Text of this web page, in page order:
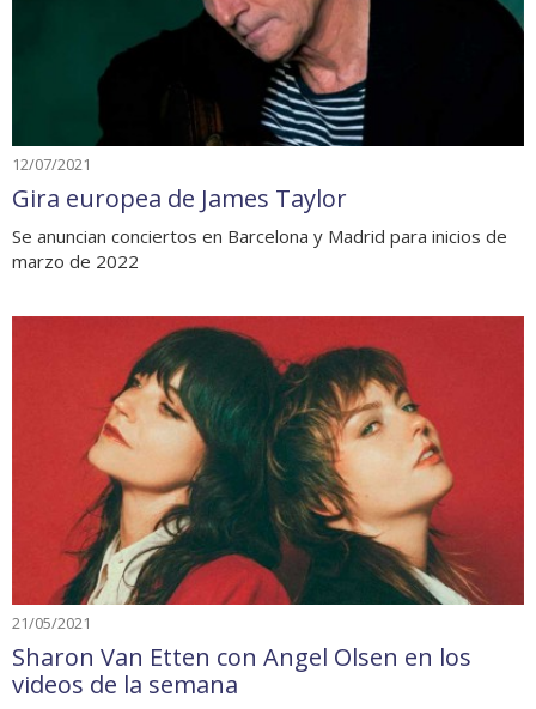
12/07/2021
Gira europea de James Taylor
Se anuncian conciertos en Barcelona y Madrid para inicios de
marzo de 2022
21/05/2021
Sharon Van Etten con Angel Olsen en los
videos de la semana